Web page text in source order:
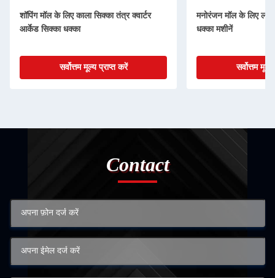
शॉपिंग मॉल के लिए काला सिक्का तंत्र क्वार्टर
आर्केड सिक्का धक्का
सर्वोत्तम मूल्य प्राप्त करें
मनोरंजन मॉल के लिए
धक्का मशीनें
सर्वोत्तम
Contact